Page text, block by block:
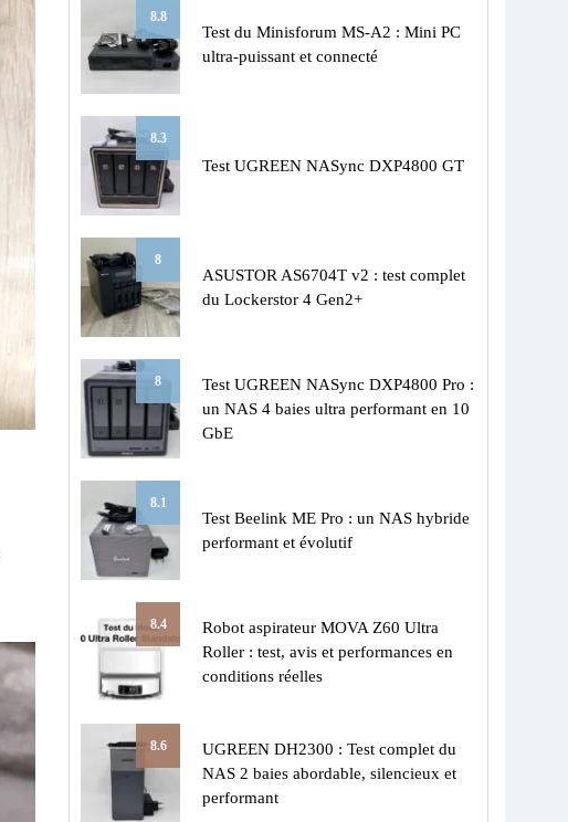
8.8
Test du Minisforum MS-A2 : Mini PC
ultra-puissant et connecté
8.3
Test UGREEN NASync DXP4800 GT
8
ASUSTOR AS6704T v2 : test complet
du Lockerstor 4 Gen2+
8
Test UGREEN NASync DXP4800 Pro :
un NAS 4 baies ultra performant en 10
GbE
8.1
Test Beelink ME Pro : un NAS hybride
performant et évolutif
8.4
Robot aspirateur MOVA Z60 Ultra
Roller : test, avis et performances en
conditions réelles
8.6
UGREEN DH2300 : Test complet du
NAS 2 baies abordable, silencieux et
performant